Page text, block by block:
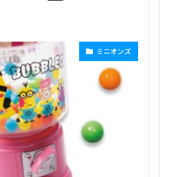
ミニオンズ